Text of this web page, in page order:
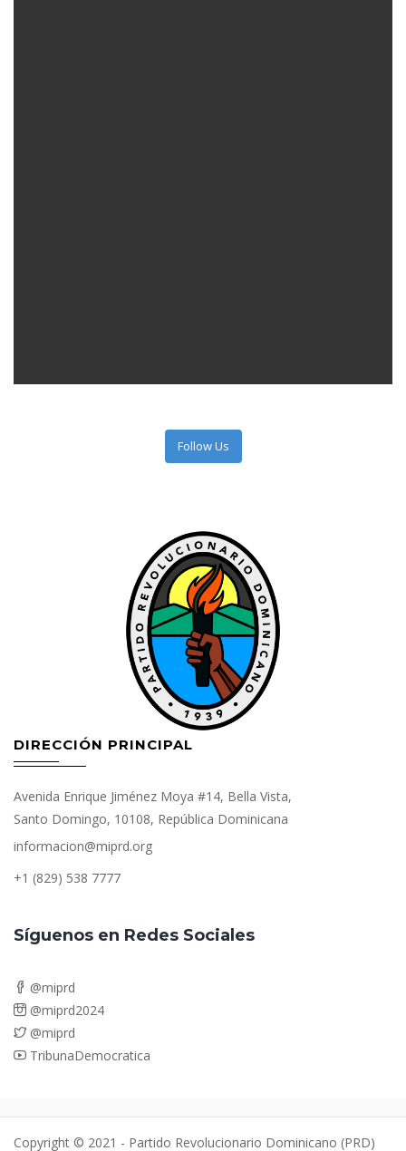
Follow Us
DIRECCIÓN PRINCIPAL
Avenida Enrique Jiménez Moya #14, Bella Vista,
Santo Domingo, 10108, República Dominicana
informacion@miprd.org
+1 (829) 538 7777
Síguenos en Redes Sociales
@miprd
@miprd2024
@miprd
TribunaDemocratica
Copyright © 2021 - Partido Revolucionario Dominicano (PRD)